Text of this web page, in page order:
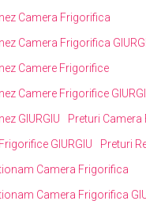
Camera Frigorifica
Camera Frigorifica
Camere Frigorifice
Camere Frigorifice
GIURGIU
Preturi Camera
GIURGIU
Preturi
Camera Frigorifica
Camera Frigorifica